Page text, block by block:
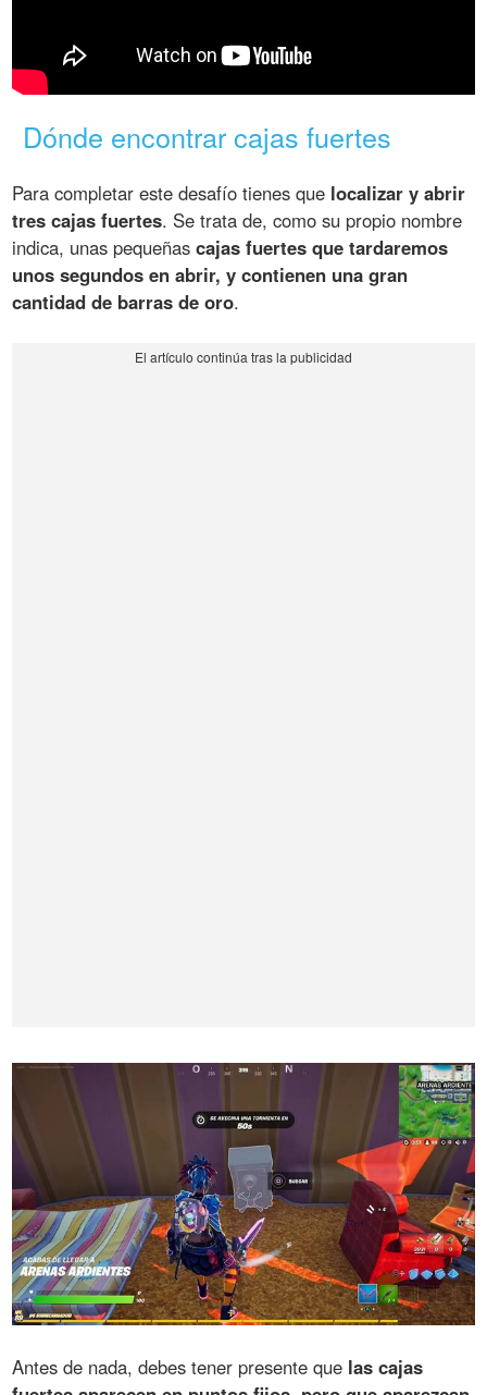
Dónde encontrar cajas fuertes
Para completar este desafío tienes que localizar y abrir
tres cajas fuertes. Se trata de, como su propio nombre
indica, unas pequeñascajas fuertes que tardaremos
unos segundos en abrir, y contienen una gran
cantidad de barras de oro.
Antes de nada, debes tener presente que las cajas